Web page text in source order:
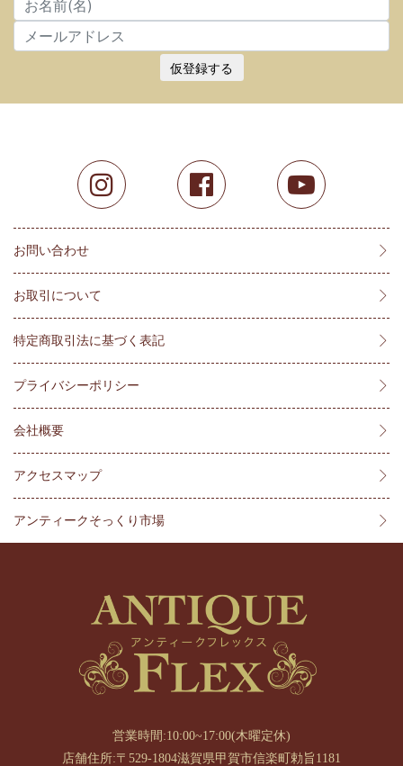
仮登録する
お問い合わせ
お取引について
特定商取引法に基づく表記
プライバシーポリシー
会社概要
アクセスマップ
アンティークそっくり市場
営業時間:10:00~17:00(木曜定休)
店舗住所:〒529-1804滋賀県甲賀市信楽町勅旨1181